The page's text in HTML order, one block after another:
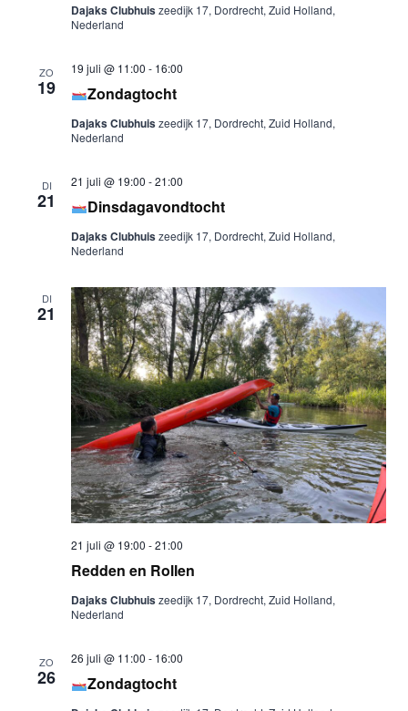
Dajaks Clubhuiszeedijk 17, Dordrecht, Zuid Holland,
Nederland
ZO
19 Zondagtocht
19 juli @ 11:00 - 16:00
Dajaks Clubhuiszeedijk 17, Dordrecht, Zuid Holland,
Nederland
DI
21 Dinsdagavondtocht
21 juli @ 19:00 -21:00
Dajaks Clubhuiszeedijk 17, Dordrecht, Zuid Holland,
Nederland
DI
21
Redden en Rollen
21 juli @ 19:00 -21:00
Dajaks Clubhuiszeedijk 17, Dordrecht, Zuid Holland,
Nederland
ZO
26 Zondagtocht
26 juli @ 11:00 - 16:00